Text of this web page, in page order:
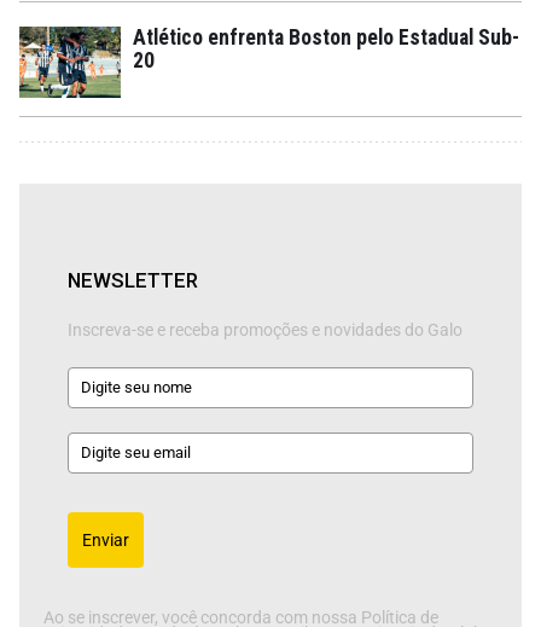
Atlético enfrenta Boston pelo Estadual Sub-
20
NEWSLETTER
Inscreva-se e receba promoções e novidades do Galo
Enviar
Ao se inscrever, você concorda com nossa Política de